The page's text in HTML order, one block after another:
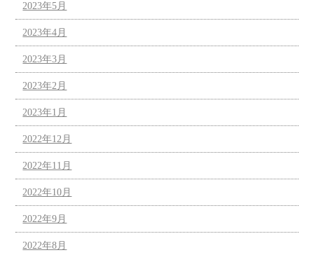
2023年5月
2023年4月
2023年3月
2023年2月
2023年1月
2022年12月
2022年11月
2022年10月
2022年9月
2022年8月